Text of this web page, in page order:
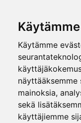
Käytämme
näyttääksemme
mainoksia,
sekä
käyttäjiemme